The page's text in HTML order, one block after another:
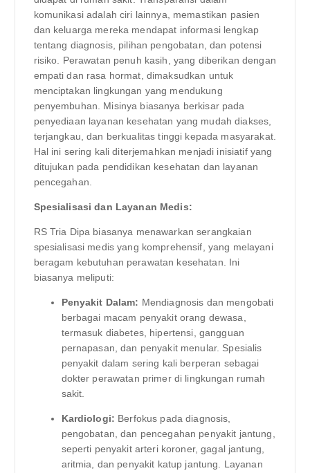
komunikasi adalah ciri lainnya, memastikan pasien
dan keluarga mereka mendapat informasi lengkap
tentang diagnosis, pilihan pengobatan, dan potensi
risiko. Perawatan penuh kasih, yang diberikan dengan
empati dan rasa hormat, dimaksudkan untuk
menciptakan lingkungan yang mendukung
penyembuhan. Misinya biasanya berkisar pada
penyediaan layanan kesehatan yang mudah diakses,
terjangkau, dan berkualitas tinggi kepada masyarakat.
Hal ini sering kali diterjemahkan menjadi inisiatif yang
ditujukan pada pendidikan kesehatan dan layanan
pencegahan.
Spesialisasi dan Layanan Medis:
RS Tria Dipa biasanya menawarkan serangkaian
spesialisasi medis yang komprehensif, yang melayani
beragam kebutuhan perawatan kesehatan. Ini
biasanya meliputi:
Penyakit Dalam: Mendiagnosis dan mengobati
berbagai macam penyakit orang dewasa,
termasuk diabetes, hipertensi, gangguan
pernapasan, dan penyakit menular. Spesialis
penyakit dalam sering kali berperan sebagai
dokter perawatan primer di lingkungan rumah
sakit.
Kardiologi: Berfokus pada diagnosis,
pengobatan, dan pencegahan penyakit jantung,
seperti penyakit arteri koroner, gagal jantung,
aritmia, dan penyakit katup jantung. Layanan